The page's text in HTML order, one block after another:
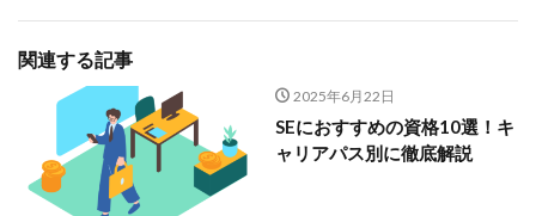
関連する記事
2025年6月22日
SEにおすすめの資格10選！キ
ャリアパス別に徹底解説